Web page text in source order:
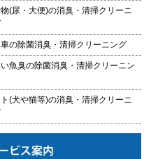
年版】イエローハットのカ
ルム料金はいくら？施工内
場・安くするコツ
ッドライト交換のタイミン
用
スペンション交換の必要性
(尿・大便)の消臭・清掃クリーニ
の除菌消臭・清掃クリーニング
魚臭の除菌消臭・清掃クリーニン
(犬や猫等)の消臭・清掃クリーニ